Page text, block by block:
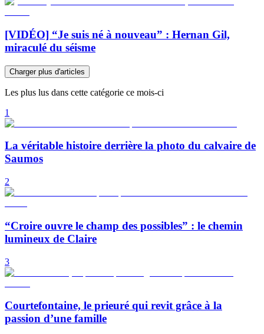
[VIDÉO] “Je suis né à nouveau” : Hernan Gil,
miraculé du séisme
Charger plus d'articles
Les plus lus dans cette catégorie ce mois-ci
1
La véritable histoire derrière la photo du calvaire de
Saumos
2
“Croire ouvre le champ des possibles” : le chemin
lumineux de Claire
3
Courtefontaine, le prieuré qui revit grâce à la
passion d’une famille